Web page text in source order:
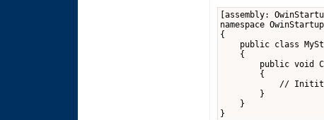
[assembly:
namespace
{
public class
    {
public void
        {
//
        }
    }
}